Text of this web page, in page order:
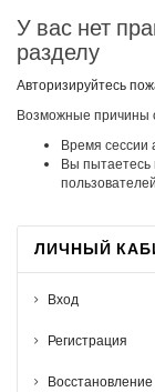
У вас нет
разделу
Авторизируйтесь
Возможные причины
Время сессии
Вы пытаетесь
пользователей
ЛИЧНЫЙ
Вход
Регистрация